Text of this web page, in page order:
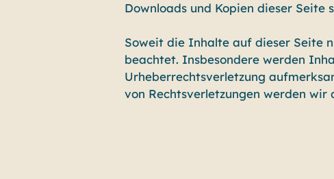
Downloads und Kopien dieser
Soweit die Inhalte auf dieser Seite
beachtet. Insbesondere werden
Urheberrechtsverletzung
von Rechtsverletzungen werden